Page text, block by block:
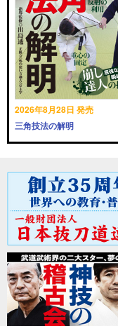
2026年8月28日 発売
三角技法の解明